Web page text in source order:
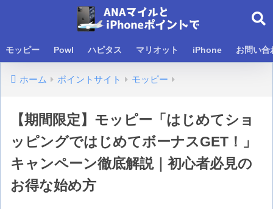
モッピー Powl ハピタス マリオット iPhone お問い合
ホーム ポイントサイト モッピー
【期間限定】モッピー「はじめてショ
ッピングではじめてボーナスGET！」
キャンペーン徹底解説｜初心者必見の
お得な始め方